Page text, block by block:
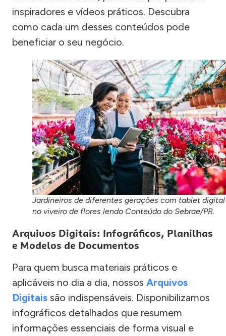
inspiradores e vídeos práticos. Descubra
como cada um desses conteúdos pode
beneficiar o seu negócio.
Jardineiros de diferentes gerações com tablet digital
no viveiro de flores lendo Conteúdo do Sebrae/PR.
Arquivos Digitais: Infográficos, Planilhas
e Modelos de Documentos
Para quem busca materiais práticos e
aplicáveis no dia a dia, nossos Arquivos
Digitais são indispensáveis. Disponibilizamos
infográficos detalhados que resumem
informações essenciais de forma visual e